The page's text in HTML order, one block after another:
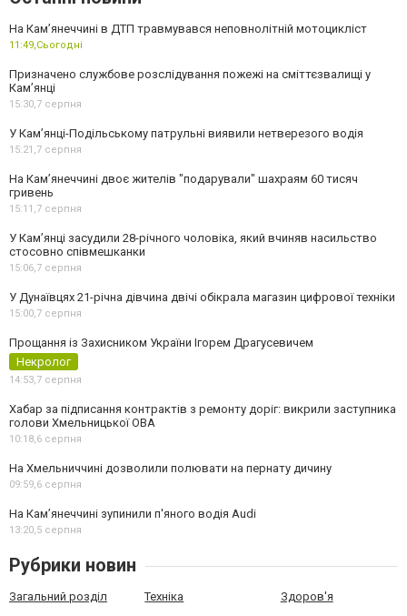
На Кам’янеччині в ДТП травмувався неповнолітній мотоцикліст
11:49,Сьогодні
Призначено службове розслідування пожежі на сміттєзвалищі у
Кам’янці
15:30,7 серпня
У Кам’янці-Подільському патрульні виявили нетверезого водія
15:21,7 серпня
На Камʼянеччині двоє жителів "подарували" шахраям 60 тисяч
гривень
15:11,7 серпня
У Камʼянці засудили 28-річного чоловіка, який вчиняв насильство
стосовно співмешканки
15:06,7 серпня
У Дунаївцях 21-річна дівчина двічі обікрала магазин цифрової техніки
15:00,7 серпня
Прощання із Захисником України Ігорем Драгусевичем
Некролог
14:53,7 серпня
Хабар за підписання контрактів з ремонту доріг: викрили заступника
голови Хмельницької ОВА
10:18,6 серпня
На Хмельниччині дозволили полювати на пернату дичину
09:59,6 серпня
На Камʼянеччині зупинили п'яного водія Audi
13:20,5 серпня
Рубрики новин
Загальний розділ Техніка Здоров'я